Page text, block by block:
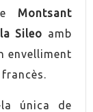
Montsant
Sileo amb
envelliment
única de